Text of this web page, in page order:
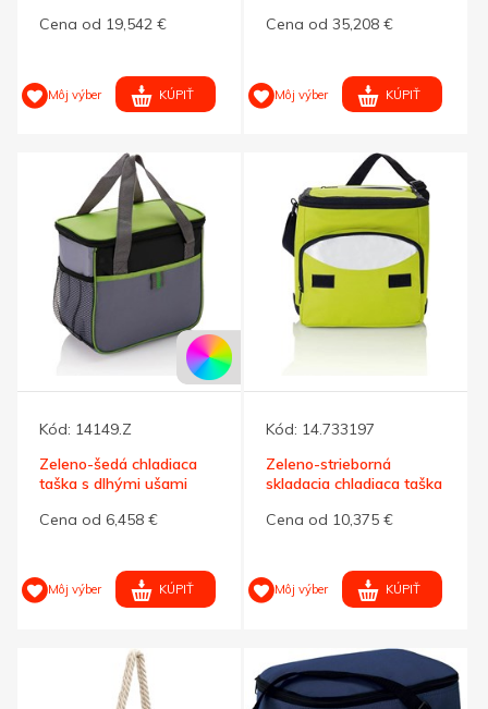
Cena od 19,542 €
Môj výber KÚPIŤ
Cena od 35,208 €
Môj výber KÚPIŤ
Kód: 14149.Z
Zeleno-šedá chladiaca
taška s dlhými ušami
Cena od 6,458 €
Môj výber KÚPIŤ
Kód: 14.733197
Zeleno-strieborná
skladacia chladiaca taška
Cena od 10,375 €
Môj výber KÚPIŤ